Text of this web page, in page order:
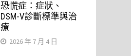
恐慌症：症狀、
DSM-V診斷標準與治
療
2026 年 7 月 4 日